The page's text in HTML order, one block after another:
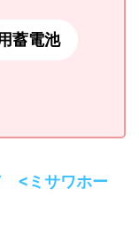
蓄電池
<ミサワホー